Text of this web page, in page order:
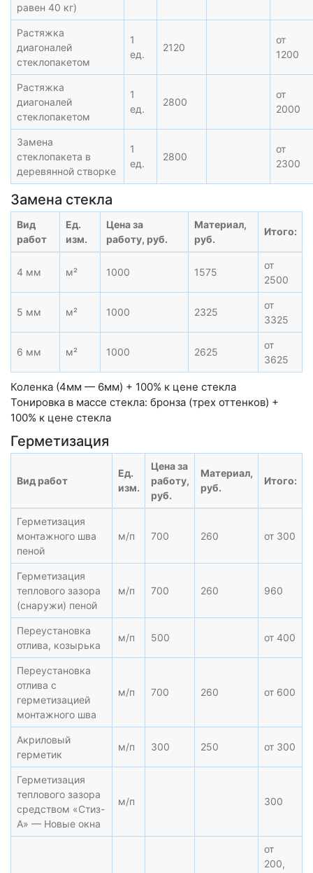
равен 40 кг)
Растяжка
диагоналей
стеклопакетом
1
ед.
2120
от
1200
Растяжка
диагоналей
стеклопакетом
1
ед.
2800
от
2000
Замена
стеклопакета в
деревянной створке
1
ед.
2800
от
2300
Замена стекла
Вид
работ
Ед.
изм.
Цена за
работу, руб.
Материал,
руб.
Итого:
4 мм м² 1000 1575
от
2500
5 мм м² 1000 2325
от
3325
6 мм м² 1000 2625
от
3625
Коленка (4мм — 6мм) + 100% к цене стекла
Тонировка в массе стекла: бронза (трех оттенков) +
100% к цене стекла
Герметизация
Вид работ
Ед.
изм.
Цена за
работу,
руб.
Материал,
руб.
Итого:
Герметизация
монтажного шва
пеной
м/п 700 260 от 300
Герметизация
теплового зазора
(снаружи) пеной
м/п 700 260 960
Переустановка
отлива, козырька
м/п 500 от 400
Переустановка
отлива с
герметизацией
монтажного шва
м/п 700 260 от 600
Акриловый
герметик
м/п 300 250 от 300
Герметизация
теплового зазора
средством «Стиз-
А» — Новые окна
м/п 300
от
200,